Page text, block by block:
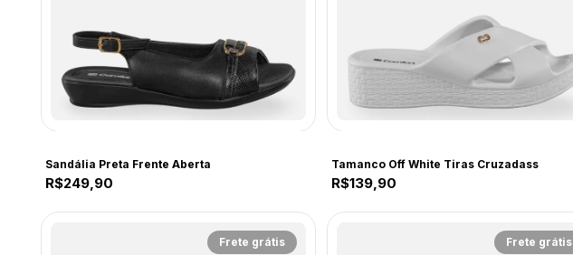
Sandália Preta Frente Aberta
R$249,90
Tamanco Off White Tiras Cruzadass
R$139,90
Frete grátis Frete grátis